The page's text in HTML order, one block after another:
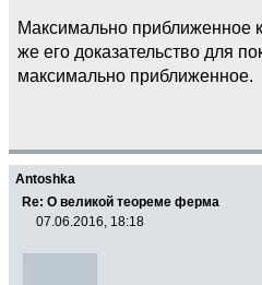
Максимально приближенное
же его доказательство для
максимально приближенное.
Antoshka
Re: О великой теореме ферма
07.06.2016, 18:18